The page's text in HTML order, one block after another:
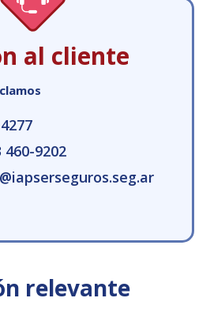
al cliente
460-9202
relevante